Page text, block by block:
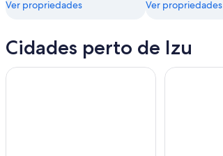
Ver propriedades Ver propriedades
Cidades perto de Izu